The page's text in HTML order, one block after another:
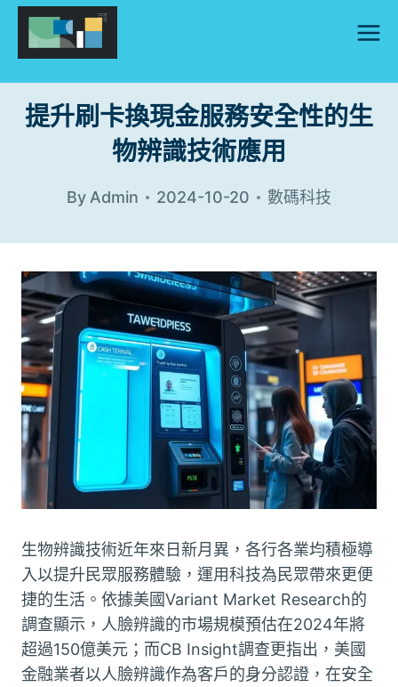
Skip
content
提升刷卡換現金服務安全性的生
物辨識技術應用
By Admin 2024-10-20 數碼科技
生物辨識技術近年來日新月異，各行各業均積極導
入以提升民眾服務體驗，運用科技為民眾帶來更便
捷的生活。依據美國Variant Market Research的
調查顯示，人臉辨識的市場規模預估在2024年將
超過150億美元；而CB Insight調查更指出，美國
金融業者以人臉辨識作為客戶的身分認證，在安全